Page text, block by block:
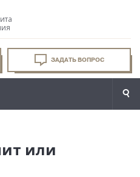
ЗАДАТЬ ВОПРОС
или